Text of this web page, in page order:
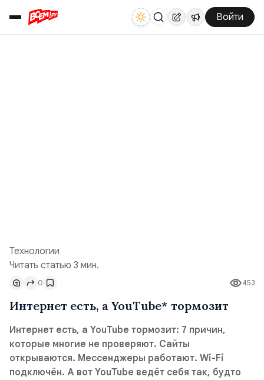
Войти
Технологии
Читать статью 3 мин.
453
0
Интернет есть, а YouTube* тормозит
Интернет есть, а YouTube тормозит: 7 причин,
которые многие не проверяют. Сайты
открываются. Мессенджеры работают. Wi-Fi
подключён. А вот YouTube ведёт себя так, будто